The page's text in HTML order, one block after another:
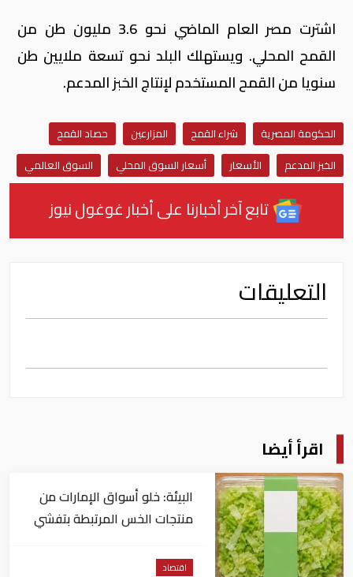
اشترت مصر العام الماضي نحو 3.6 مليون طن من
القمح المحلي. ويستهلك البلد نحو تسعة ملايين طن
سنويا من القمح المستخدم لإنتاج الخبز المدعم.
الحكومة المصرية شراء القمح المزارعين
حصاد القمح
الخبز المدعم
الأسعار أسعار السوق المحلي السوق العالمي
تابع آخر أخبارنا على أخبار غوغول نيوز
التعليقات
اقرأ أيضا
البيئة: خلو أسواق الإمارات من
منتجات الخس المرتبطة بتفشي
اقتصاد